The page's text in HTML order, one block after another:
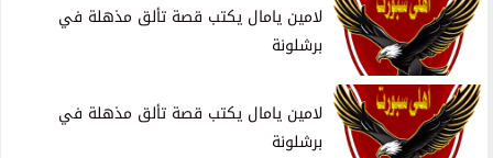
لامين يامال يكتب قصة تألق مذهلة في
برشلونة
لامين يامال يكتب قصة تألق مذهلة في
برشلونة